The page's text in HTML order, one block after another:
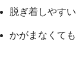
脱ぎ着しやす
かがまなくて